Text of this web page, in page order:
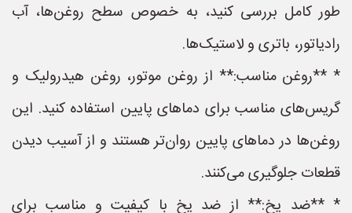
طور کامل بررسی کنید، به خصوص سطح روغن‌ها، آب
رادیاتور، باتری و لاستیک‌ها.
* **روغن مناسب:** از روغن موتور، روغن هیدرولیک و
گریس‌های مناسب برای دماهای پایین استفاده کنید. این
روغن‌ها در دماهای پایین روان‌تر هستند و از آسیب دیدن
قطعات جلوگیری می‌کنند.
* **ضد یخ:** از ضد یخ با کیفیت و مناسب برای